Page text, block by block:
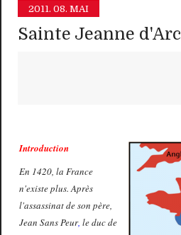
2011. 08. MAI
Sainte Jeanne d'Arc
Introduction
En 1420, la France
n'existe plus. Après
l'assassinat de son père,
Jean Sans Peur, le duc de